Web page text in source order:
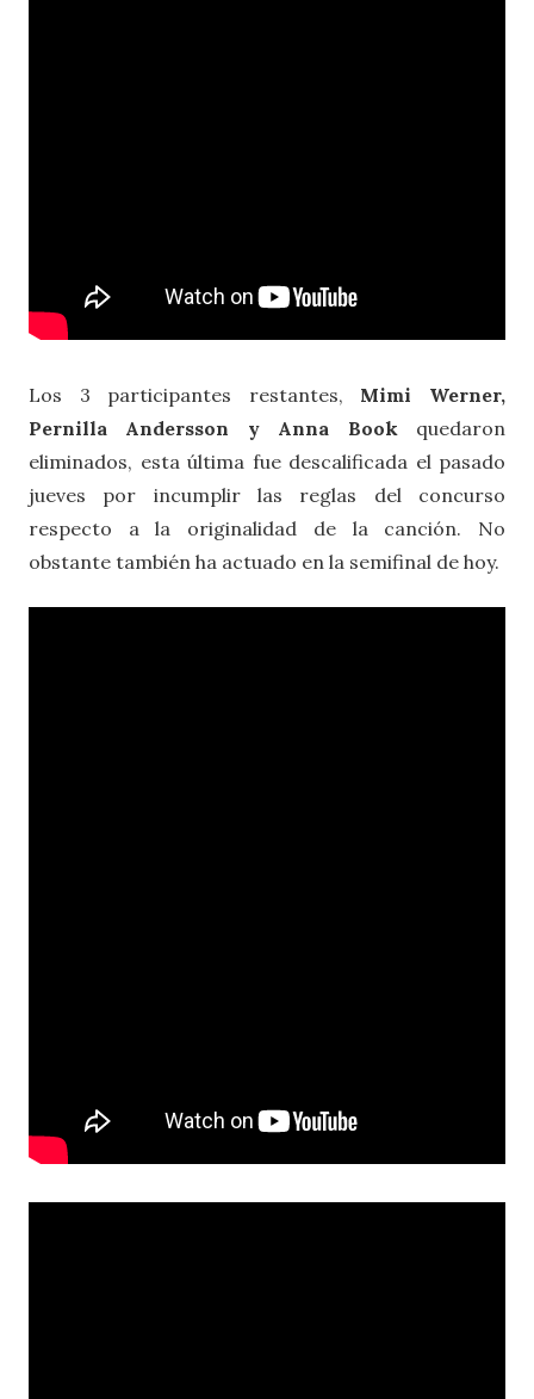
Los 3 participantes restantes, Mimi Werner,
Pernilla Andersson y Anna Book quedaron
eliminados, esta última fue descalificada el pasado
jueves por incumplir las reglas del concurso
respecto a la originalidad de la canción. No
obstante también ha actuado en la semifinal de hoy.